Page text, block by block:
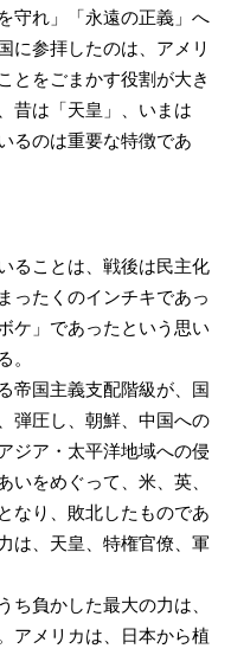
守れ」「永遠の正義」へ
に参拝したのは、アメリ
とをごまかす役割が大き
昔は「天皇」、いまは
るのは重要な特徴であ
ることは、戦後は民主化
ったくのインチキであっ
ケ」であったという思い
。
帝国主義支配階級が、国
弾圧し、朝鮮、中国への
ジア・太平洋地域への侵
いをめぐって、米、英、
なり、敗北したものであ
は、天皇、特権官僚、軍
負かした最大の力は、
アメリカは、日本から植